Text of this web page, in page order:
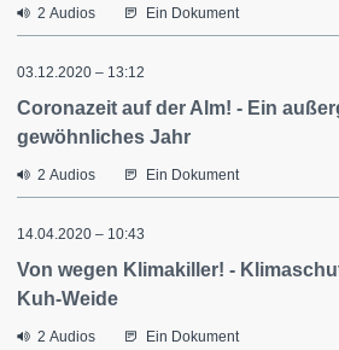
2 Audios Ein Dokument
03.12.2020 – 13:12
Coronazeit auf der Alm! - Ein
gewöhnliches Jahr
2 Audios Ein Dokument
14.04.2020 – 10:43
Von wegen Klimakiller! -
Kuh-Weide
2 Audios Ein Dokument